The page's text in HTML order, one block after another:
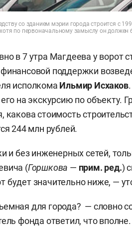
со зданием мэрии города строится с
по первоначальному замыслу он должен
в 7 утра Магдеева у ворот
поддержки
исполкома Ильмир Исхаков
на экскурсию по объекту.
какова стоимость
244 млн рублей.
и без инженерных сетей,
(Горшкова — прим. ред.)
будет значительно ниже, —
для города? — словно
фонда ответил, что вполне.